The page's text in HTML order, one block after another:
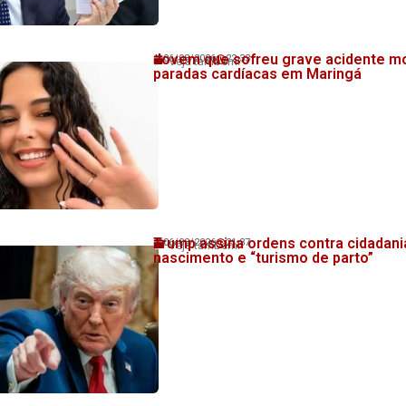
Veja também!
06/08/2026 22:33
Jovem que sofreu grave acidente
paradas cardíacas em Maringá
Veja também!
06/08/2026 21:37
Trump assina ordens contra
nascimento e “turismo de parto”